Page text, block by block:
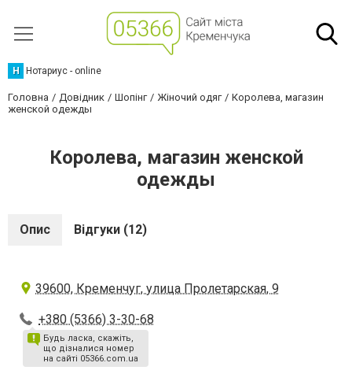
Н Нотариус - online
Головна Довідник Шопінг Жіночий одяг
Королева, магазин
женской одежды
Королева, магазин женской
одежды
Опис Відгуки (12)
39600, Кременчуг, улица Пролетарская, 9
+380 (5366) 3-30-68
Будь ласка, скажіть,
що дізналися номер
на сайті 05366.com.ua